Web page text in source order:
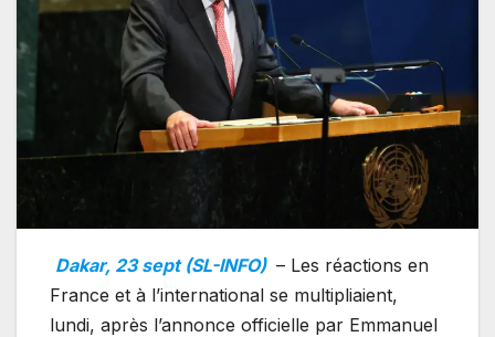
Dakar, 23 sept (SL-INFO) – Les réactions en
France et à l’international se multipliaient,
lundi, après l’annonce officielle par Emmanuel